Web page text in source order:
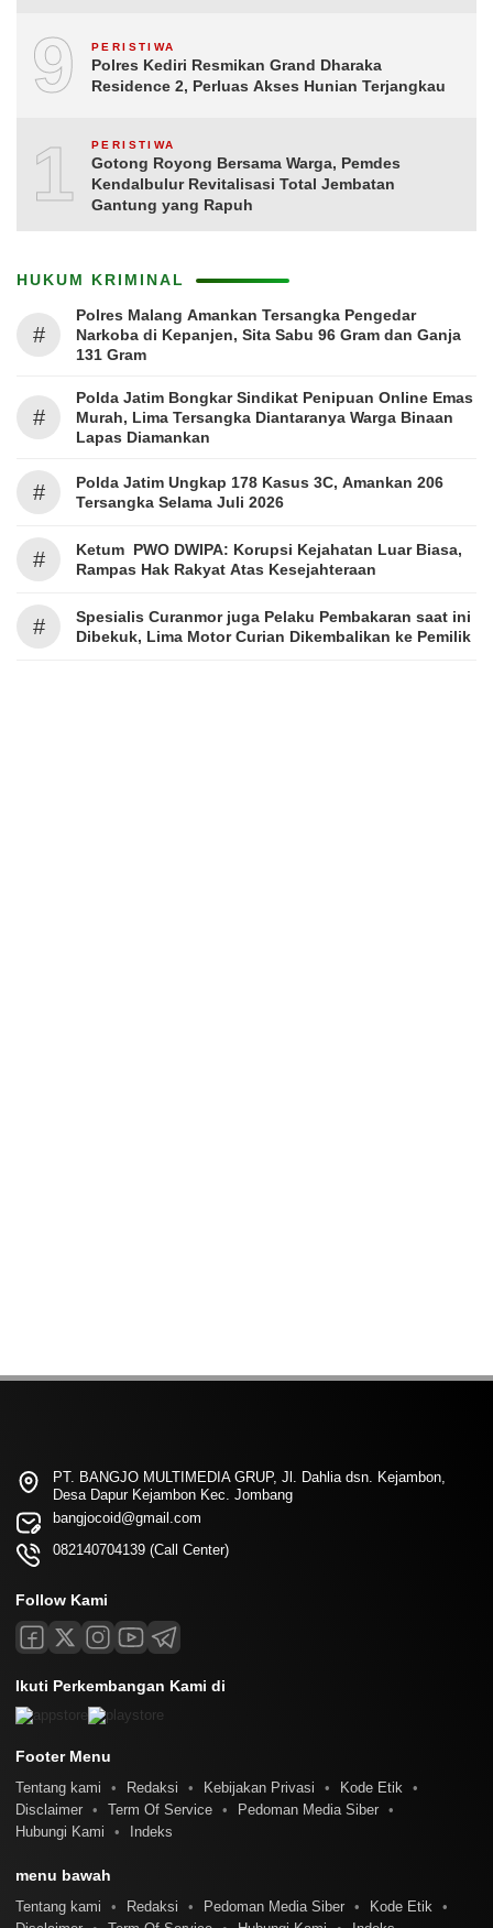
9 PERISTIWA
Polres Kediri Resmikan Grand Dharaka
Residence 2, Perluas Akses Hunian Terjangkau
10PERISTIWA
Gotong Royong Bersama Warga, Pemdes
Kendalbulur Revitalisasi Total Jembatan
Gantung yang Rapuh
HUKUM KRIMINAL
#
Polres Malang Amankan Tersangka Pengedar
Narkoba di Kepanjen, Sita Sabu 96 Gram dan Ganja
131 Gram
#
Polda Jatim Bongkar Sindikat Penipuan Online Emas
Murah, Lima Tersangka Diantaranya Warga Binaan
Lapas Diamankan
#
Polda Jatim Ungkap 178 Kasus 3C, Amankan 206
Tersangka Selama Juli 2026
#
Ketum PWO DWIPA: Korupsi Kejahatan Luar Biasa,
Rampas Hak Rakyat Atas Kesejahteraan
#
Spesialis Curanmor juga Pelaku Pembakaran saat ini
Dibekuk, Lima Motor Curian Dikembalikan ke Pemilik
PT. BANGJO MULTIMEDIA GRUP, Jl. Dahlia dsn. Kejambon,
Desa Dapur Kejambon Kec. Jombang
bangjocoid@gmail.com
082140704139 (Call Center)
Follow Kami
Ikuti Perkembangan Kami di
Footer Menu
Tentang kami Redaksi Kebijakan Privasi
Kode Etik
Disclaimer
Term Of Service
Pedoman Media Siber
Hubungi Kami
Indeks
menu bawah
Tentang kami Redaksi Pedoman Media Siber
Kode Etik